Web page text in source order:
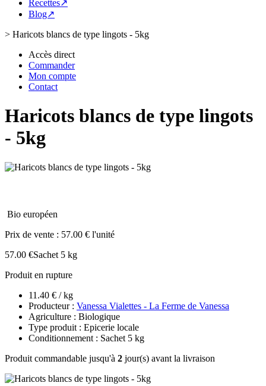
Recettes↗
Blog↗
> Haricots blancs de type lingots - 5kg
Accès direct
Commander
Mon compte
Contact
Haricots blancs de type lingots
- 5kg
Bio européen
Prix de vente : 57.00 € l'unité
57.00 €Sachet 5 kg
Produit en rupture
11.40 € / kg
Producteur : Vanessa Vialettes - La Ferme de Vanessa
Agriculture : Biologique
Type produit : Epicerie locale
Conditionnement : Sachet 5 kg
Produit commandable jusqu'à 2 jour(s) avant la livraison